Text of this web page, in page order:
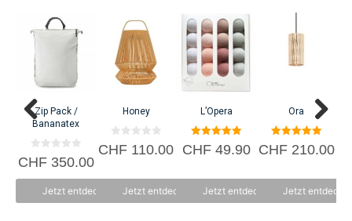
Zip Pack /
Bananatex
0
v
CHF350.00
Jetzt entdecken
Honey
0
v
CHF 110.00
Jetzt entdecken
L’Opera
5.00
von 5
CHF49.90
Jetzt entdecken
Ora
5.00
von 5
CHF210.00
Jetzt